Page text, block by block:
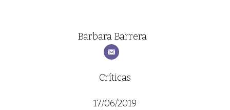
Barbara Barrera
Críticas
17/06/2019